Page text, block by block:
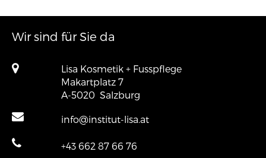
Wir sind für Sie da
Lisa Kosmetik + Fusspflege
Makartplatz 7
A-5020 Salzburg
info@institut-lisa.at
+43 662 87 66 76